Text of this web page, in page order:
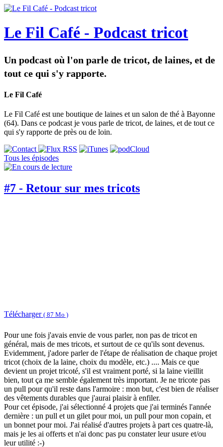
Le Fil Café - Podcast tricot
Un podcast où l'on parle de tricot, de laines, et de
tout ce qui s'y rapporte.
Le Fil Café
Le Fil Café est une boutique de laines et un salon de thé à Bayonne
(64). Dans ce podcast je vous parle de tricot, de laines, et de tout ce
qui s'y rapporte de près ou de loin.
Tous les épisodes
#7 - Retour sur mes tricots
Télécharger ( 87 Mo )
Pour une fois j'avais envie de vous parler, non pas de tricot en
général, mais de mes tricots, et surtout de ce qu'ils sont devenus.
Evidemment, j'adore parler de l'étape de réalisation de chaque projet
tricot (choix de la laine, choix du modèle, etc.) .... Mais ce que
devient un projet tricoté, s'il est vraiment porté, si la laine vieillit
bien, tout ça me semble également très important. Je ne tricote pas
un pull pour qu'il reste dans l'armoire : mon but, c'est bien de réaliser
des vêtements durables que j'aurai plaisir à enfiler.
Pour cet épisode, j'ai sélectionné 4 projets que j'ai terminés l'année
dernière : un pull et un gilet pour moi, un pull pour mon copain, et
un bonnet pour moi. J'ai réalisé d'autres projets à part ces quatre-là,
mais je les ai offerts et n'ai donc pas pu constater leur usure et/ou
leur utilité :-)